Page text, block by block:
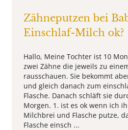
Zähneputzen bei
Einschlaf-Milch ok?
Hallo, Meine Tochter ist 10
zwei Zähne die jeweils zu
rausschauen. Sie bekommt
und gleich danach zum
Flasche. Danach schläft sie
Morgen. 1. ist es ok wenn ich
Milchbrei und Flasche putze,
Flasche einsch ...